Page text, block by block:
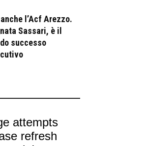
l’Acf Arezzo.
Sassari, è il
successo